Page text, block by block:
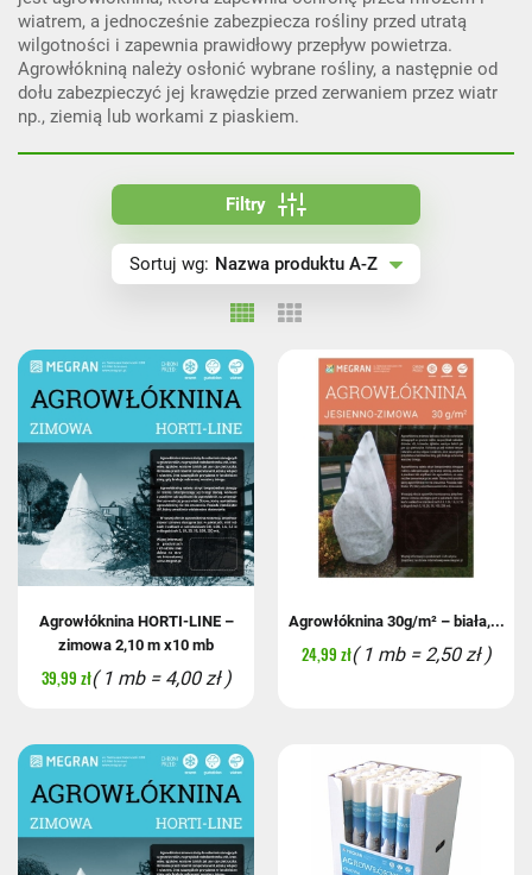
wiatrem, a jednocześnie zabezpiecza rośliny przed utratą
wilgotności i zapewnia prawidłowy przepływ powietrza.
Agrowłókniną należy osłonić wybrane rośliny, a następnie od
dołu zabezpieczyć jej krawędzie przed zerwaniem przez wiatr
np., ziemią lub workami z piaskiem.
Filtry
Sortuj wg: Nazwa produktu A-Z
Nazwa produktu A-Z
Nazwa produktu Z-A
Cena rosnąco
Cena malejąco
Agrowłóknina HORTI-LINE –
zimowa 2,10 m x10 mb
39,99 zł( 1 mb = 4,00 zł )
Agrowłóknina 30g/m² – biała,...
24,99 zł( 1 mb = 2,50 zł )